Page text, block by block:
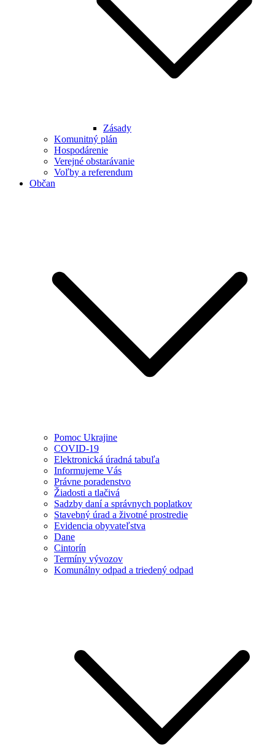
Zásady
Komunitný plán
Hospodárenie
Verejné obstarávanie
Voľby a referendum
Občan
Pomoc Ukrajine
COVID-19
Elektronická úradná tabuľa
Informujeme Vás
Právne poradenstvo
Žiadosti a tlačivá
Sadzby daní a správnych poplatkov
Stavebný úrad a životné prostredie
Evidencia obyvateľstva
Dane
Cintorín
Termíny vývozov
Komunálny odpad a triedený odpad